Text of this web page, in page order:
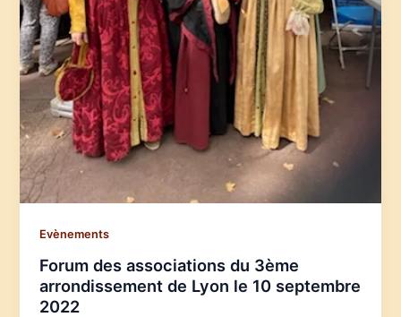
Evènements
Forum des associations du 3ème
arrondissement de Lyon le 10 septembre
2022